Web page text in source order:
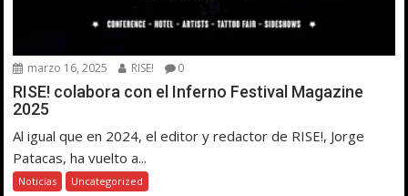
marzo 16, 2025 RISE! 0
RISE! colabora con el Inferno Festival Magazine
2025
Al igual que en 2024, el editor y redactor de RISE!, Jorge
Patacas, ha vuelto a...
Noticias Uncategorized